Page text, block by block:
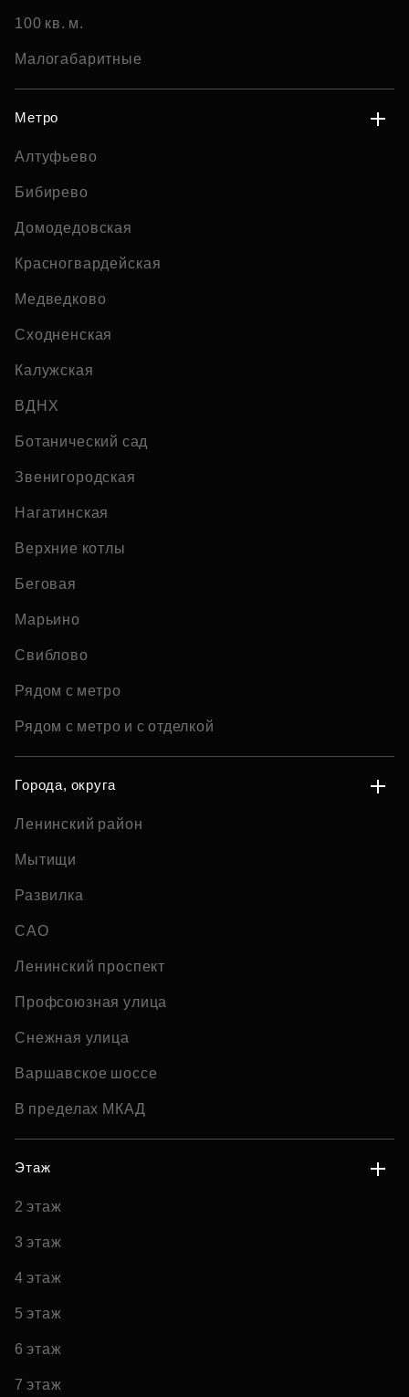
100 кв. м.
Малогабаритные
Метро
Алтуфьево
Бибирево
Домодедовская
Красногвардейская
Медведково
Сходненская
Калужская
ВДНХ
Ботанический сад
Звенигородская
Нагатинская
Верхние котлы
Беговая
Марьино
Свиблово
Рядом с метро
Рядом с метро и с отделкой
Города, округа
Ленинский район
Мытищи
Развилка
САО
Ленинский проспект
Профсоюзная улица
Снежная улица
Варшавское шоссе
В пределах МКАД
Этаж
2 этаж
3 этаж
4 этаж
5 этаж
6 этаж
7 этаж